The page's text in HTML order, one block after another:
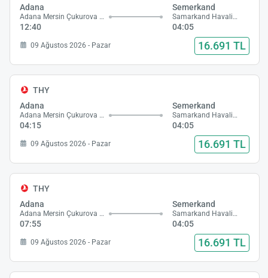
Adana
Adana Mersin Çukurova Havalimanı
12:40
Semerkand
Samarkand Havalimanı
04:05
09 Ağustos 2026 - Pazar 16.691 TL
THY
Adana
Adana Mersin Çukurova Havalimanı
04:15
Semerkand
Samarkand Havalimanı
04:05
09 Ağustos 2026 - Pazar 16.691 TL
THY
Adana
Adana Mersin Çukurova Havalimanı
07:55
Semerkand
Samarkand Havalimanı
04:05
09 Ağustos 2026 - Pazar 16.691 TL